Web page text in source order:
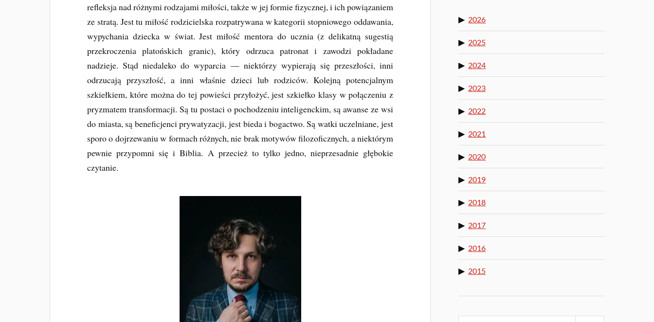
refleksja nad różnymi rodzajami miłości, także w jej formie fizycznej, i ich powiązaniem
ze stratą. Jest tu miłość rodzicielska rozpatrywana w kategorii stopniowego oddawania,
wypychania dziecka w świat. Jest miłość mentora do ucznia (z delikatną sugestią
przekroczenia platońskich granic), który odrzuca patronat i zawodzi pokładane
nadzieje. Stąd niedaleko do wyparcia — niektórzy wypierają się przeszłości, inni
odrzucają przyszłość, a inni właśnie dzieci lub rodziców. Kolejną potencjalnym
szkiełkiem, które można do tej powieści przyłożyć, jest szkiełko klasy w połączeniu z
pryzmatem transformacji. Są tu postaci o pochodzeniu inteligenckim, są awanse ze wsi
do miasta, są beneficjenci prywatyzacji, jest bieda i bogactwo. Są watki uczelniane, jest
sporo o dojrzewaniu w formach różnych, nie brak motywów filozoficznych, a niektórym
pewnie przypomni się i Biblia. A przecież to tylko jedno, nieprzesadnie głębokie
czytanie.
2026
2025
2024
2023
2022
2021
2020
2019
2018
2017
2016
2015